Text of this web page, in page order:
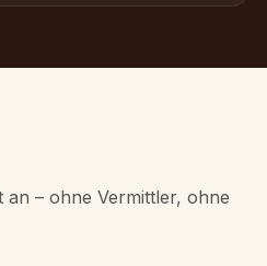
– ohne Vermittler, ohne